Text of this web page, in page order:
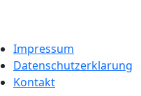
Impressum
Datenschutzerklarung
Kontakt